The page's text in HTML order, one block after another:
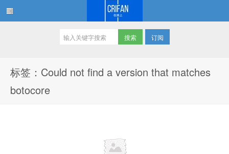
订阅
标签：Could not find a version that matches
botocore